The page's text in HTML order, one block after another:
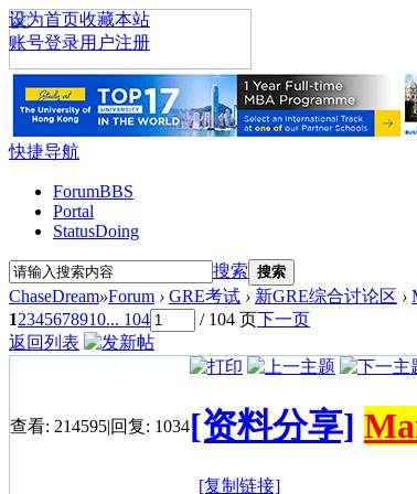
设为首页收藏本站
账号登录用户注册
快捷导航
ForumBBS
Portal
StatusDoing
搜索 搜索
ChaseDream»Forum › GRE考试 › 新GRE综合讨论区 ›
12345678910... 104 / 104 页下一页
返回列表
查看: 214595|回复: 1034[资料分享]
[复制链接]